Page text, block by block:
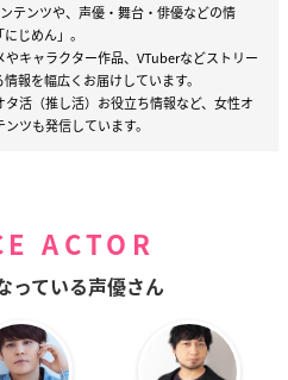
テンツや、声優・舞台・俳優などの情
じめん」。
キャラクター作品、VTuberなどストリー
報を幅広くお届けしています。
活（推し活）お役立ち情報など、女性オ
ツも発信しています。
ACTOR
っている声優さん